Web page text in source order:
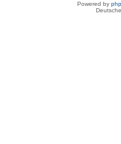
Powered by